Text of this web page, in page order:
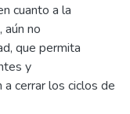
cuanto a la
no
que permita
y
cerrar los ciclos de